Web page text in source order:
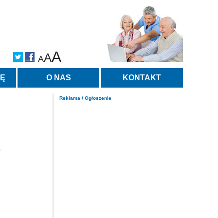
AAA
O NAS KONTAKT
Reklama / Ogłoszenie